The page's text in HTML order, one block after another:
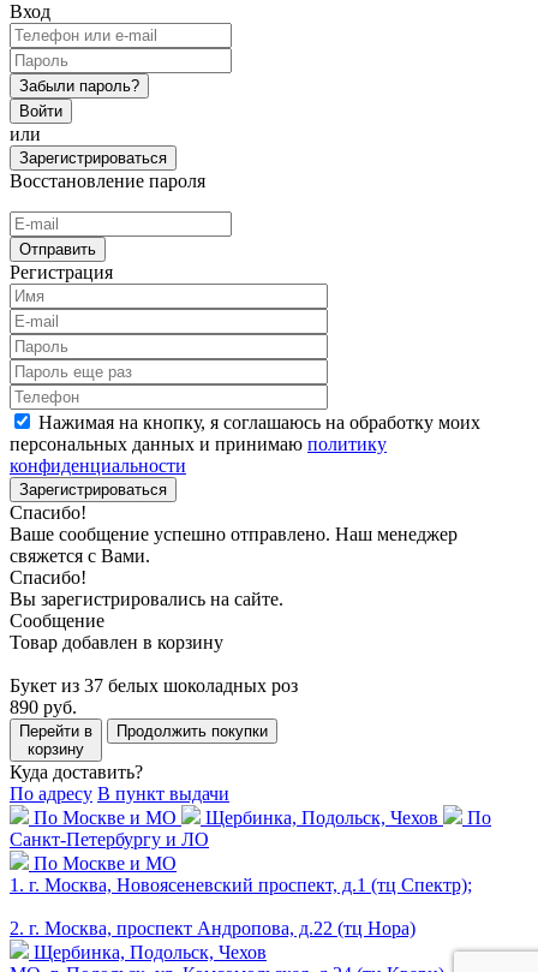
Вход
Забыли пароль?
Войти
или
Зарегистрироваться
Восстановление пароля
Отправить
Регистрация
Нажимая на кнопку, я соглашаюсь на обработку моих
персональных данных и принимаю политику
конфиденциальности
Зарегистрироваться
Спасибо!
Ваше сообщение успешно отправлено. Наш менеджер
свяжется с Вами.
Спасибо!
Вы зарегистрировались на сайте.
Сообщение
Товар добавлен в корзину
Букет из 37 белых шоколадных роз
890 руб.
Перейти в
корзину
Продолжить покупки
Куда доставить?
По адресу В пункт выдачи
По Москве и МО
Щербинка, Подольск, Чехов
По
Санкт-Петербургу и ЛО
По Москве и МО
1. г. Москва, Новоясеневский проспект, д.1 (тц Спектр);
2. г. Москва, проспект Андропова, д.22 (тц Нора)
Щербинка, Подольск, Чехов